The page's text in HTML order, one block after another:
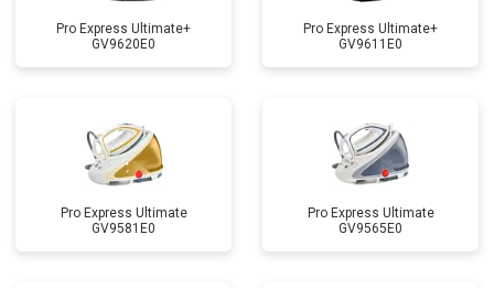
Pro Express Ultimate+
GV9620E0
Pro Express Ultimate+
GV9611E0
Pro Express Ultimate
GV9581E0
Pro Express Ultimate
GV9565E0